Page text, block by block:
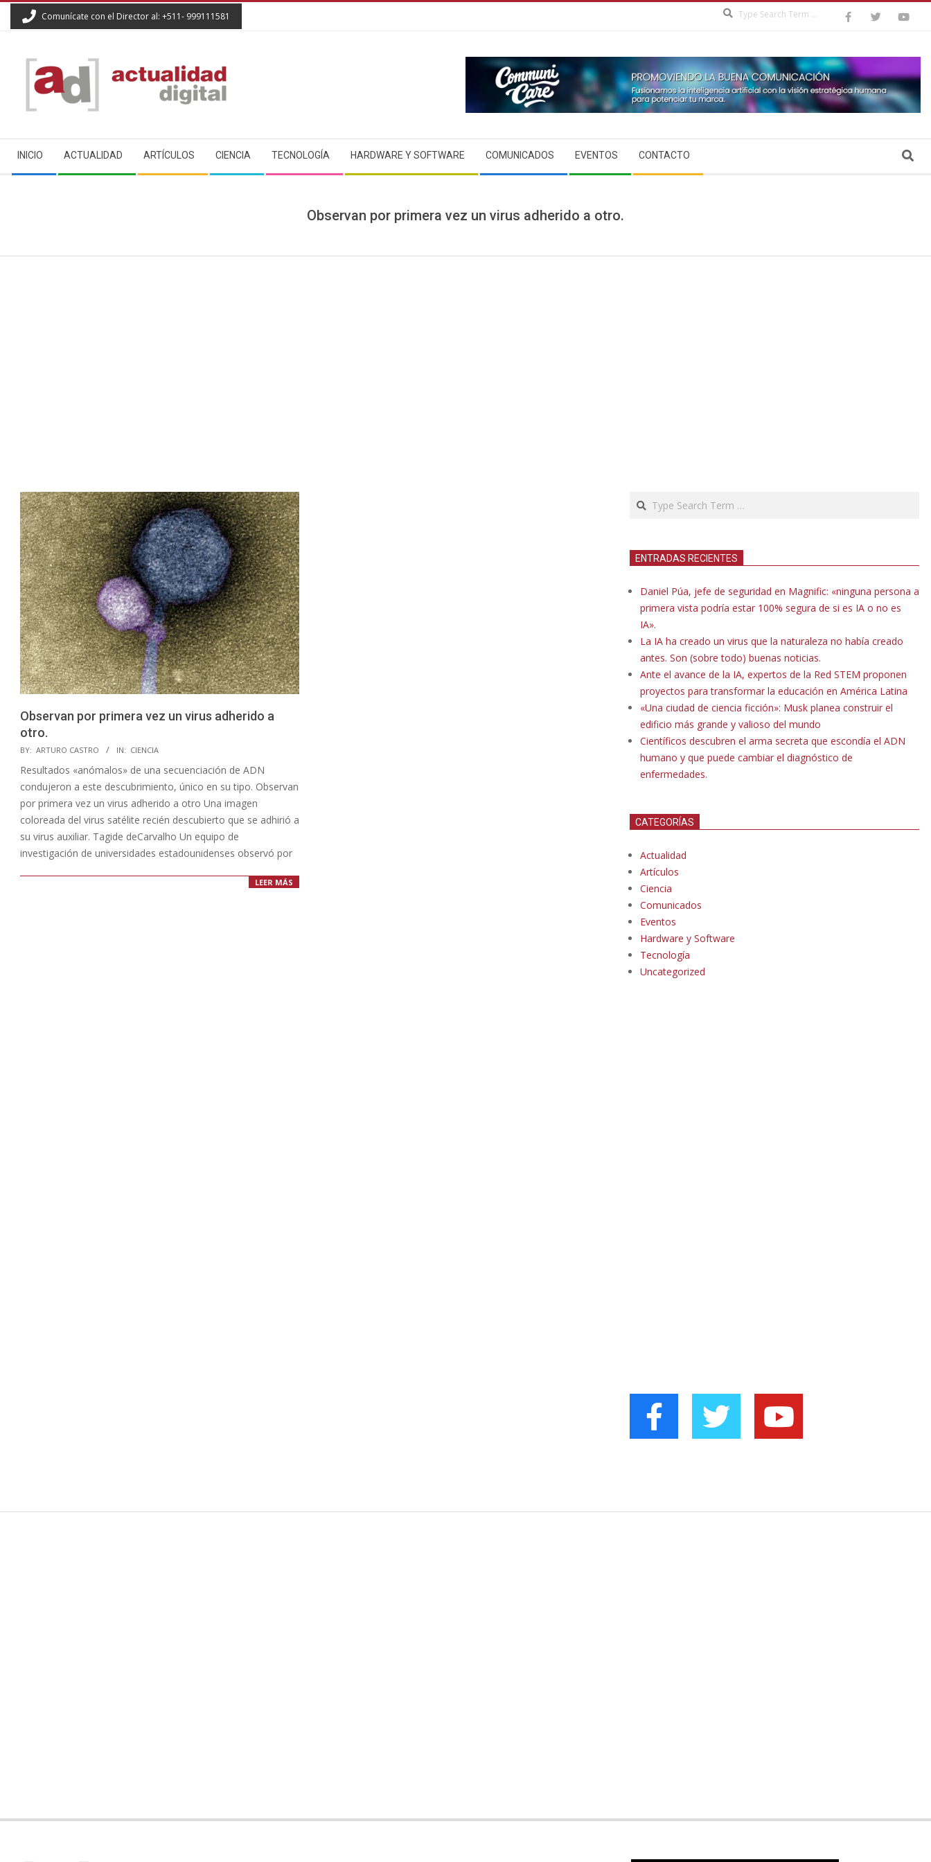
Comunícate con el Director al: +511- 999111581
ACTUALIDAD
DIGITAL
Navigation
Menu
INICIO ACTUALIDAD ARTÍCULOS CIENCIA TECNOLOGÍA HARDWARE Y SOFTWARE COMUNICADOS EVENTOS CONTACTO Search
Observan por primera vez un virus adherido a otro.
Observan por primera vez un virus adherido a
otro.
2023-
11-
04
BY: ARTURO CASTRO IN: CIENCIA
Resultados «anómalos» de una secuenciación de ADN
condujeron a este descubrimiento, único en su tipo. Observan
por primera vez un virus adherido a otro Una imagen
coloreada del virus satélite recién descubierto que se adhirió a
su virus auxiliar. Tagide deCarvalho Un equipo de
investigación de universidades estadounidenses observó por
LEER MÁS
Search
ENTRADAS RECIENTES
Daniel Púa, jefe de seguridad en Magnific: «ninguna persona a
primera vista podría estar 100% segura de si es IA o no es
IA».
La IA ha creado un virus que la naturaleza no había creado
antes. Son (sobre todo) buenas noticias.
Ante el avance de la IA, expertos de la Red STEM proponen
proyectos para transformar la educación en América Latina
«Una ciudad de ciencia ficción»: Musk planea construir el
edificio más grande y valioso del mundo
Científicos descubren el arma secreta que escondía el ADN
humano y que puede cambiar el diagnóstico de
enfermedades.
CATEGORÍAS
Actualidad
Artículos
Ciencia
Comunicados
Eventos
Hardware y Software
Tecnología
Uncategorized